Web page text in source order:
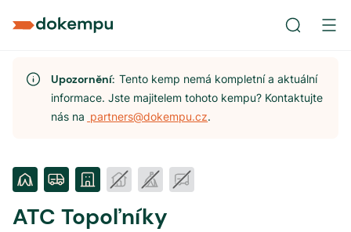
Upozornění:Tento kemp nemá kompletní a aktuální
informace. Jste majitelem tohoto kempu? Kontaktujte
nás na partners@dokempu.cz.
ATC Topoľníky